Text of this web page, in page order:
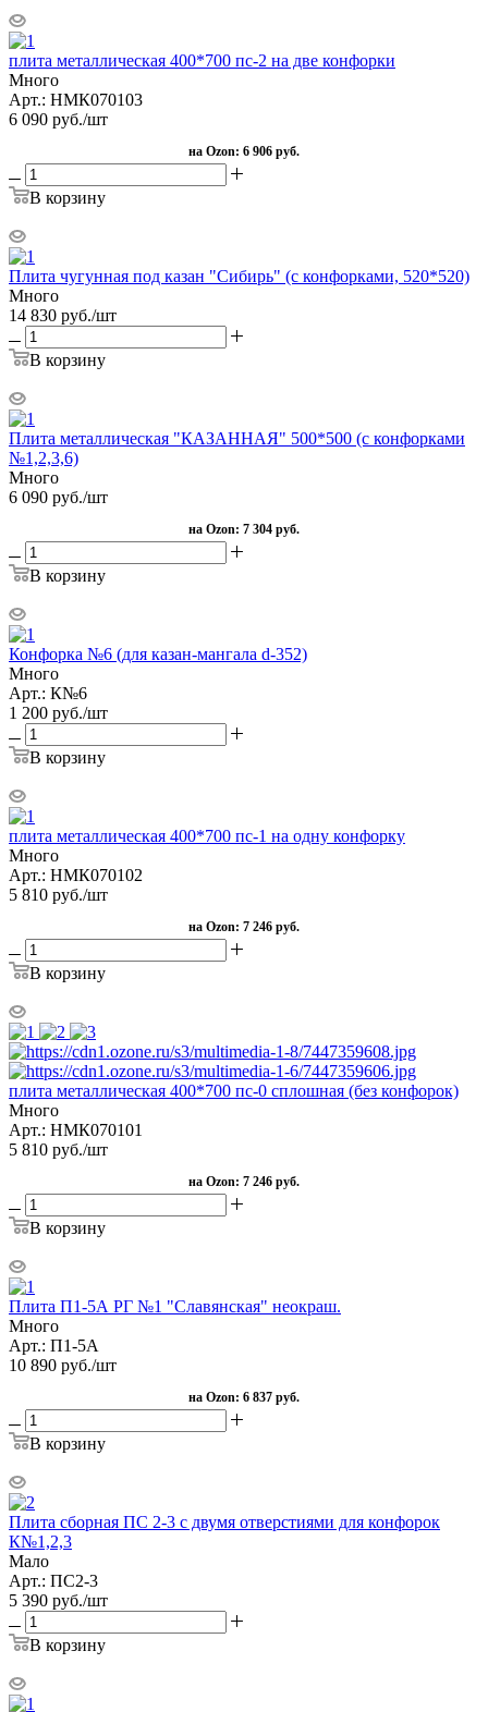
плита металлическая 400*700 пс-2 на две конфорки
Много
Арт.: НМК070103
6 090 руб./шт
на Ozon: 6 906 руб.
В корзину
Плита чугунная под казан "Сибирь" (с конфорками, 520*520)
Много
14 830 руб./шт
В корзину
Плита металлическая "КАЗАННАЯ" 500*500 (с конфорками
№1,2,3,6)
Много
6 090 руб./шт
на Ozon: 7 304 руб.
В корзину
Конфорка №6 (для казан-мангала d-352)
Много
Арт.: К№6
1 200 руб./шт
В корзину
плита металлическая 400*700 пс-1 на одну конфорку
Много
Арт.: НМК070102
5 810 руб./шт
на Ozon: 7 246 руб.
В корзину
плита металлическая 400*700 пс-0 сплошная (без конфорок)
Много
Арт.: НМК070101
5 810 руб./шт
на Ozon: 7 246 руб.
В корзину
Плита П1-5А РГ №1 "Славянская" неокраш.
Много
Арт.: П1-5А
10 890 руб./шт
на Ozon: 6 837 руб.
В корзину
Плита сборная ПС 2-3 с двумя отверстиями для конфорок
К№1,2,3
Мало
Арт.: ПС2-3
5 390 руб./шт
В корзину